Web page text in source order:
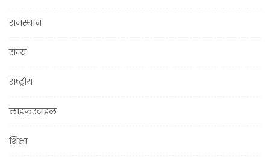
राजस्थान
राज्य
राष्ट्रीय
लाइफस्टाइल
शिक्षा